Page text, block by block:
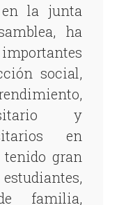
la junta
ha
social,
y
en
gran
familia,